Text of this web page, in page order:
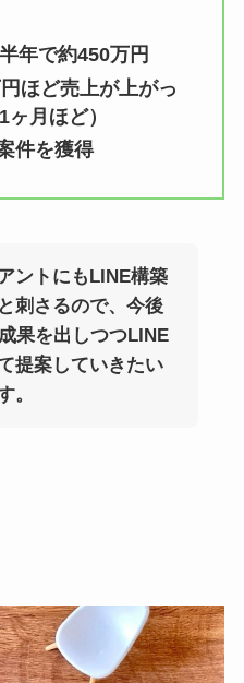
年で約450万円
ほど売上が上がっ
月ほど）
件を獲得
ントにもLINE構築
刺さるので、今後
果を出しつつLINE
提案していきたい
。